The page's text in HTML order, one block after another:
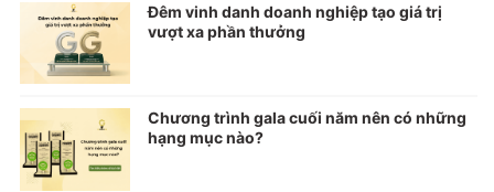
Đêm vinh danh doanh nghiệp tạo giá trị
vượt xa phần thưởng
Chương trình gala cuối năm nên có những
hạng mục nào?